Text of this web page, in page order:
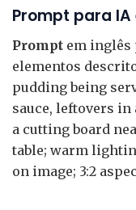
Prompt para IA
Prompt em inglês
elementos
pudding being
sauce, leftovers in
a cutting board
table; warm
on image; 3:2